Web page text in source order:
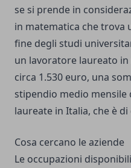
se si prende in
in matematica che trova
fine degli studi
un lavoratore laureato
circa 1.530 euro, una
stipendio medio mensile
laureate in Italia, che è di
Cosa cercano le aziende
Le occupazioni